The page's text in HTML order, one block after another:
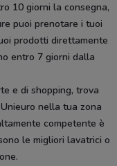
10 giorni la consegna,
puoi prenotare i tuoi
prodotti direttamente
entro 7 giorni dalla
e di shopping, trova
nella tua zona
competente è
le migliori lavatrici o